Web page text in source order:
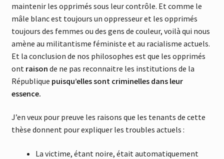
maintenir les opprimés sous leur contrôle. Et comme le
mâle blanc est toujours un oppresseur et les opprimés
toujours des femmes ou des gens de couleur, voilà qui nous
amène au militantisme féministe et au racialisme actuels.
Et la conclusion de nos philosophes est que les opprimés
ont raison de ne pas reconnaitre les institutions de la
République puisqu’elles sont criminelles dans leur
essence.
J’en veux pour preuve les raisons que les tenants de cette
thèse donnent pour expliquer les troubles actuels :
La victime, étant noire, était automatiquement